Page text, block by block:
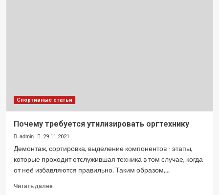
Спортивные статьи
Почему требуется утилизировать оргтехнику
admin 29.11.2021
Демонтаж, сортировка, выделение компонентов - этапы,
которые проходит отслужившая техника в том случае, когда
от неё избавляются правильно. Таким образом,...
Читать далееПрочитать